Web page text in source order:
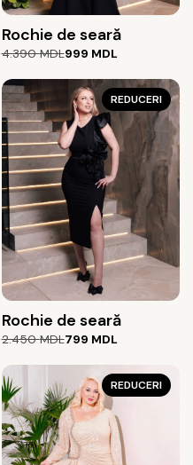
Rochie de seară
4.390MDL
Prețul
a
fost:
4.390 MDL.
999 MDL
Prețul
este:
999 MDL.
REDUCERI
Rochie de seară
2.450MDL
Prețul
a
fost:
2.450 MDL.
799 MDL
Prețul
este:
799 MDL.
REDUCERI